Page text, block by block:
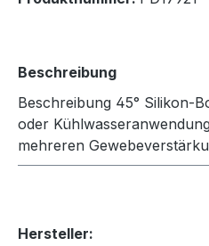
Beschreibung
Beschreibung 45° Silikon-
oder
mehreren
Hersteller: